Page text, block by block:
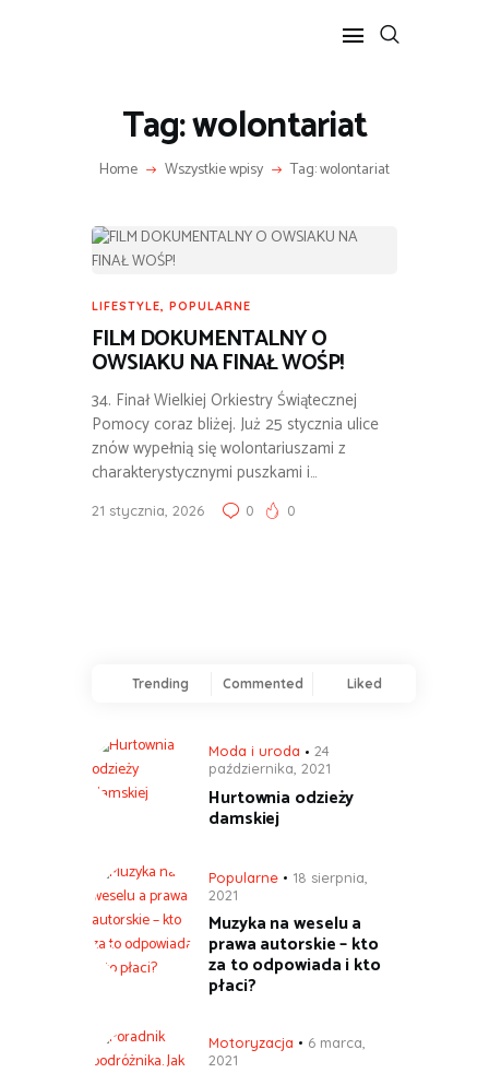
Tag: wolontariat
Home Wszystkie wpisy Tag: wolontariat
POPULARNE
BIZNES I FINANSE
LIFESTYLE
MOTORYZACJA
LIFESTYLE, POPULARNE
FILM DOKUMENTALNY O
OWSIAKU NA FINAŁ WOŚP!
34. Finał Wielkiej Orkiestry Świątecznej
Pomocy coraz bliżej. Już 25 stycznia ulice
znów wypełnią się wolontariuszami z
charakterystycznymi puszkami i…
21 stycznia, 2026 0 0
Trending Commented Liked
Moda i uroda
24
października, 2021
Hurtownia odzieży
damskiej
Popularne
18 sierpnia,
2021
Muzyka na weselu a
prawa autorskie – kto
za to odpowiada i kto
płaci?
Motoryzacja
6 marca,
2021